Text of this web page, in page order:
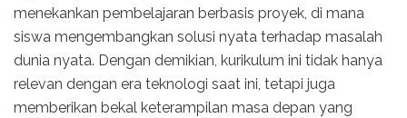
menekankan pembelajaran berbasis proyek, di mana
siswa mengembangkan solusi nyata terhadap masalah
dunia nyata. Dengan demikian, kurikulum ini tidak hanya
relevan dengan era teknologi saat ini, tetapi juga
memberikan bekal keterampilan masa depan yang